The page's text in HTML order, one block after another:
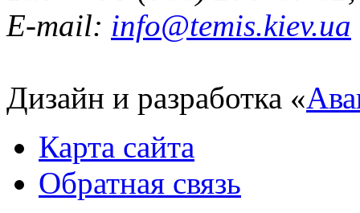
E-mail: info@temis.kiev.ua
Дизайн и разработка «
Карта сайта
Обратная связь